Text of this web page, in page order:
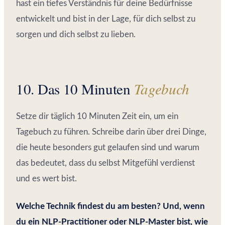
hast ein tiefes Verständnis für deine Bedürfnisse
entwickelt und bist in der Lage, für dich selbst zu
sorgen und dich selbst zu lieben.
10. Das 10 Minuten Tagebuch
Setze dir täglich 10 Minuten Zeit ein, um ein
Tagebuch zu führen. Schreibe darin über drei Dinge,
die heute besonders gut gelaufen sind und warum
das bedeutet, dass du selbst Mitgefühl verdienst
und es wert bist.
Welche Technik findest du am besten? Und, wenn
du ein NLP-Practitioner oder NLP-Master bist, wie